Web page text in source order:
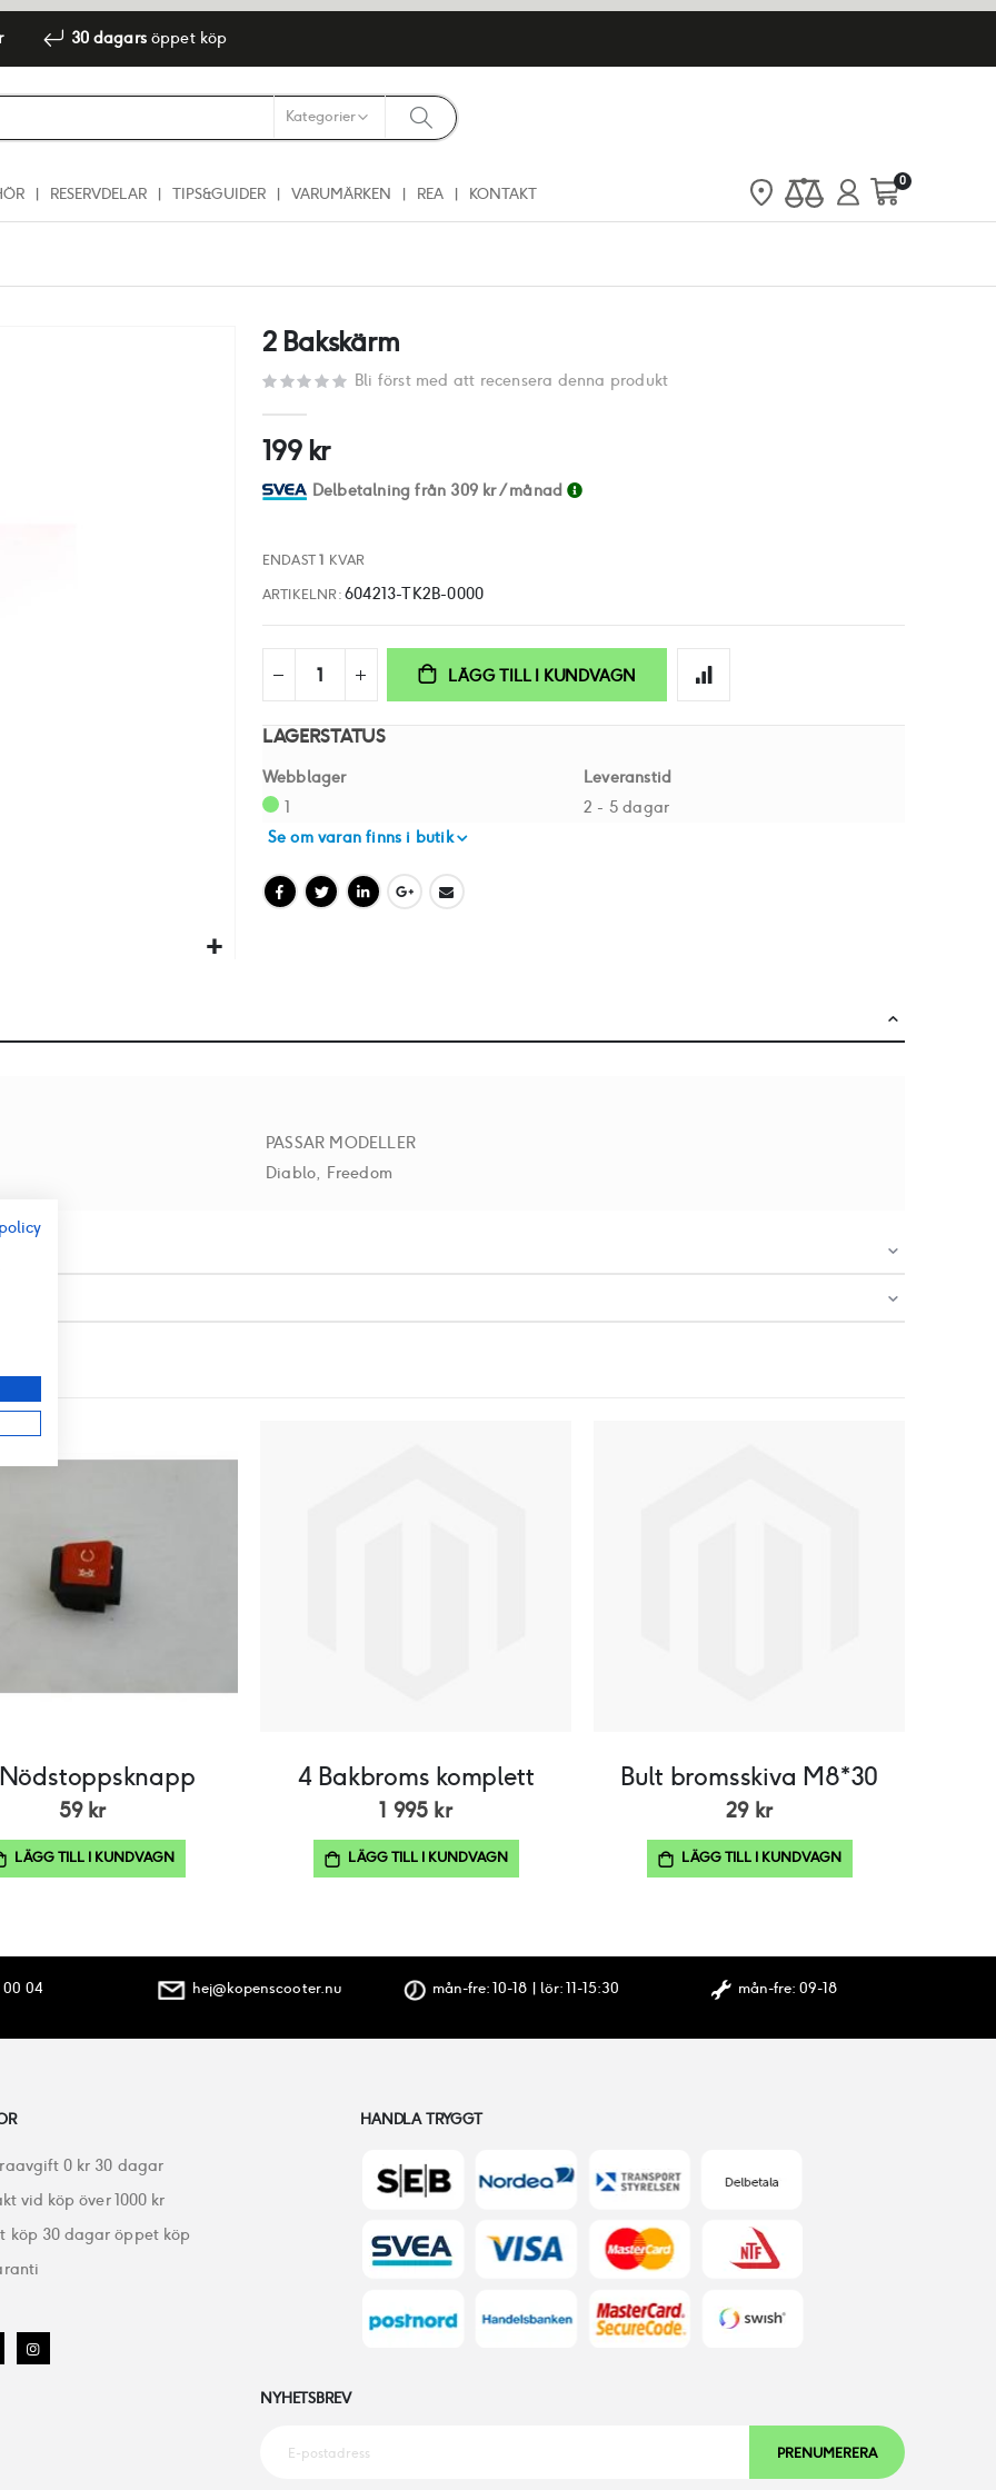
30 dagarsöppet köp
Cart
0artiklar
RESERVDELAR TIPS&GUIDER VARUMÄRKEN REA KONTAKT
2 Bakskärm
Bli först med att recensera denna produkt
199 kr
Delbetalning från 309 kr/ månad
ENDAST1 KVAR
ARTIKELNR 604213-TK2B-0000
LÄGG TILL I KUNDVAGN
LAGERSTATUS
Webblager
Leveranstid
1
2 - 5 dagar
Se om varan finns i butik
PASSAR MODELLER
Diablo, Freedom
59 kr
LÄGG TILL I KUNDVAGN
4 Bakbroms komplett
1 995 kr
LÄGG TILL I KUNDVAGN
Bult bromsskiva M8*30
29 kr
LÄGG TILL I KUNDVAGN
00 04 hej@kopenscooter.nu mån-fre: 10-18 | lör: 11-15:30 mån-fre: 09-18
0 kr 30 dagar
vid köp över 1000 kr
köp 30 dagar öppet köp
HANDLA TRYGGT
NYHETSBREV
PRENUMERERA